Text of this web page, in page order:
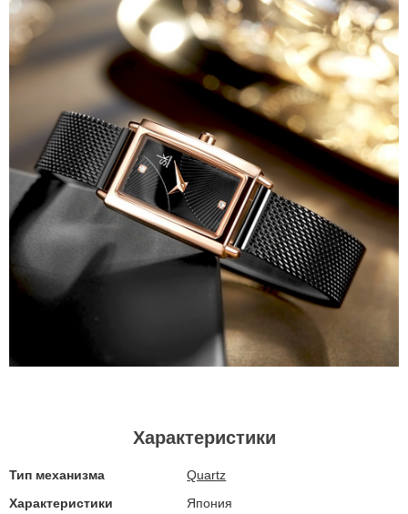
Характеристики
Тип механизма
Quartz
Характеристики
Япония